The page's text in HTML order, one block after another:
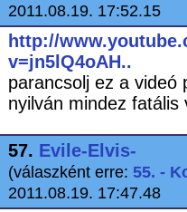
2011.08.19. 17:52.15
http://
v=jn5lQ4oAH..
parancsolj ez a videó
nyilván mindez fatális
57. Evile-Elvis-
(válaszként erre: 55. -
2011.08.19. 17:47.48